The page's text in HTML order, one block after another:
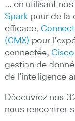
… en utilisant
Spark pour de la
efficace,
(CMX) pour
connectée,
gestion de
de l’intelligence
Découvrez nos
nous rencontrer